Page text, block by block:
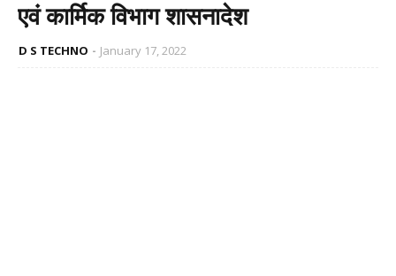
एवं कार्मिक विभाग शासनादेश
D S TECHNO January 17, 2022